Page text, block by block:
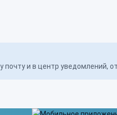
почту и в центр уведомлений,